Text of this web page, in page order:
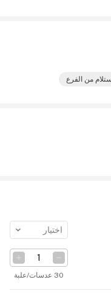
من الفرع
اختيار
30 عدسات/علبة